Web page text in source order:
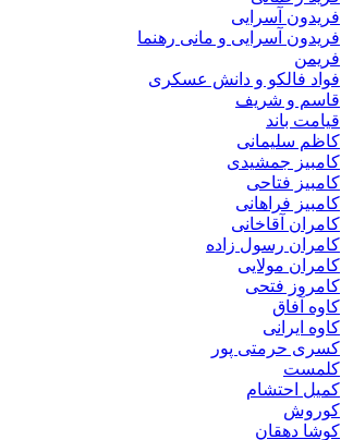
فریدون آسرایی
فریدون آسرایی و مانی رهنما
فریمن
فواد فالکو و دانش عسکری
قاسم و شریف
قیامت باند
کاظم سلیمانی
کامبیز جمشیدی
کامبیز فتاحی
کامبیز فراهانی
کامران آقاخانی
کامران رسول زاده
کامران مولایی
کامروز فتحی
کاوه آفاق
کاوه ایرانی
کسری حرمتی پور
کلمست
کمیل احتشام
کوروش
کوشا دهقان